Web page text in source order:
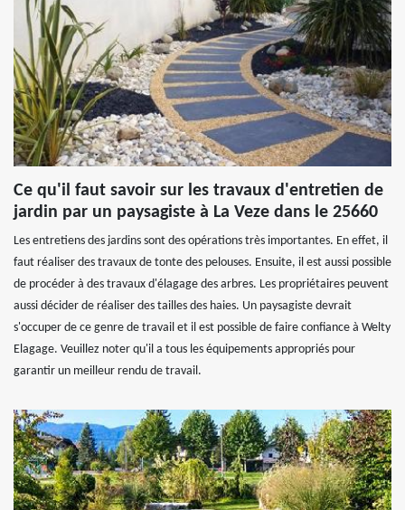
Ce qu'il faut savoir sur les travaux d'entretien de
jardin par un paysagiste à La Veze dans le 25660
Les entretiens des jardins sont des opérations très importantes. En effet, il
faut réaliser des travaux de tonte des pelouses. Ensuite, il est aussi possible
de procéder à des travaux d'élagage des arbres. Les propriétaires peuvent
aussi décider de réaliser des tailles des haies. Un paysagiste devrait
s'occuper de ce genre de travail et il est possible de faire confiance à Welty
Elagage. Veuillez noter qu'il a tous les équipements appropriés pour
garantir un meilleur rendu de travail.